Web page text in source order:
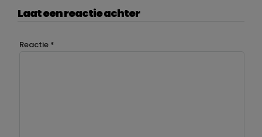
Laat een reactie achter
Reactie *